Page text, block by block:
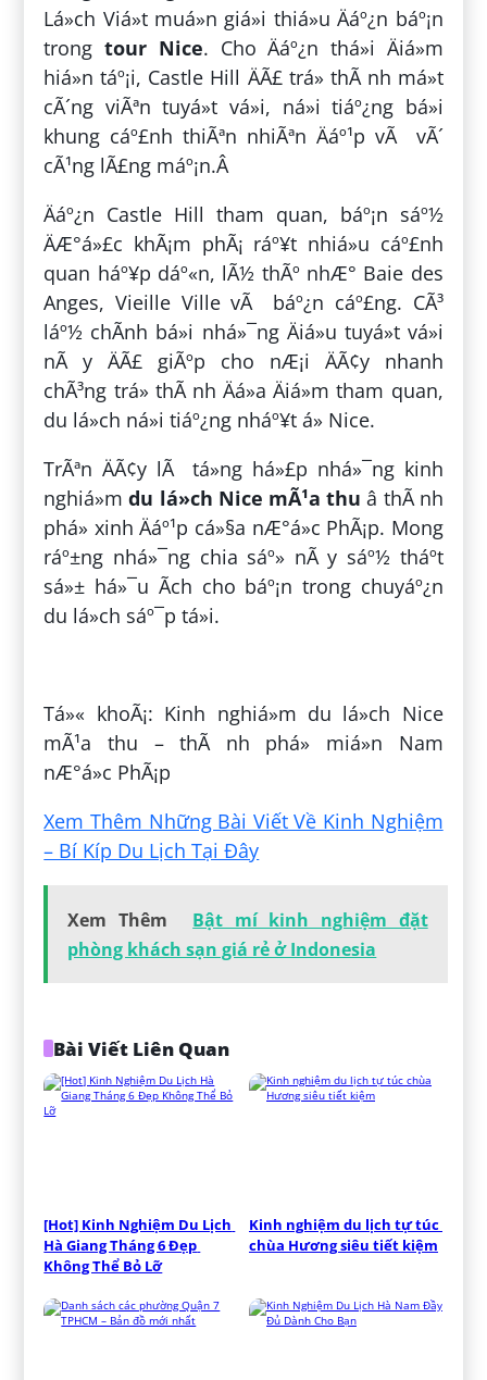
Lá»ch Viá»t muá»n giá»i thiá»u Äáº¿n báº¡n
trongtour Nice. Cho Äáº¿n thá»i Äiá»m
hiá»n táº¡i, Castle Hill ÄÃ£ trá» thÃ nh má»t
cÃ´ng viÃªn tuyá»t vá»i, ná»i tiáº¿ng bá»i
khung cáº£nh thiÃªn nhiÃªn Äáº¹p vÃ vÃ´
cÃ¹ng lÃ£ng máº¡n.Â
Äáº¿n Castle Hill tham quan, báº¡n sáº½
ÄÆ°á»£c khÃ¡m phÃ¡ ráº¥t nhiá»u cáº£nh
quan háº¥p dáº«n, lÃ½ thÃº nhÆ° Baie des
Anges, Vieille Ville vÃ báº¿n cáº£ng. CÃ³
láº½ chÃ­nh bá»i nhá»¯ng Äiá»u tuyá»t vá»i
nÃ y ÄÃ£ giÃºp cho nÆ¡i ÄÃ¢y nhanh
chÃ³ng trá» thÃ nh Äá»a Äiá»m tham quan,
du lá»ch ná»i tiáº¿ng nháº¥t á» Nice.
TrÃªn ÄÃ¢y lÃ tá»ng há»£p nhá»¯ng kinh
nghiá»mdu lá»ch Nice mÃ¹a thu â thÃ nh
phá» xinh Äáº¹p cá»§a nÆ°á»c PhÃ¡p. Mong
ráº±ng nhá»¯ng chia sáº» nÃ y sáº½ tháº­t
sá»± há»¯u Ã­ch cho báº¡n trong chuyáº¿n
du lá»ch sáº¯p tá»i.
Tá»« khoÃ¡: Kinh nghiá»m du lá»ch Nice
mÃ¹a thu – thÃ nh phá» miá»n Nam
nÆ°á»c PhÃ¡p
Xem Thêm Những Bài Viết Về Kinh Nghiệm
– Bí Kíp Du Lịch Tại Đây
Xem Thêm
Bật mí kinh nghiệm đặt
phòng khách sạn giá rẻ ở Indonesia
Bài Viết Liên Quan
[Hot] Kinh Nghiệm Du Lịch
Hà Giang Tháng 6 Đẹp
Không Thể Bỏ Lỡ
Kinh nghiệm du lịch tự túc
chùa Hương siêu tiết kiệm